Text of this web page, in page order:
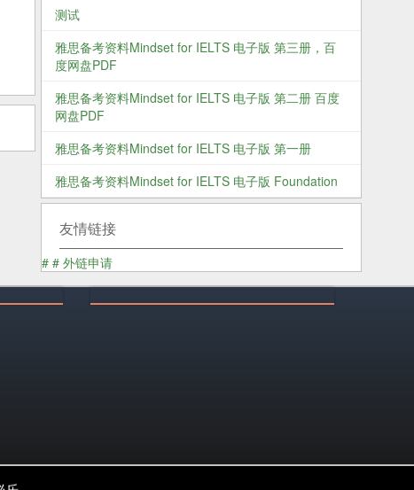
测试
雅思备考资料Mindset for IELTS 电子版 第三册，百
度网盘PDF
雅思备考资料Mindset for IELTS 电子版 第二册 百度
网盘PDF
雅思备考资料Mindset for IELTS 电子版 第一册
雅思备考资料Mindset for IELTS 电子版 Foundation
友情链接
# # 外链申请